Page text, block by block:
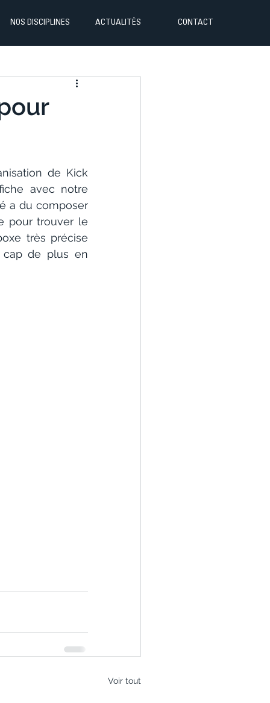
NOS DISCIPLINES ACTUALITÉS CONTACT
de Kick
avec notre
a du composer
pour trouver le
très précise
cap de plus en
Voir tout